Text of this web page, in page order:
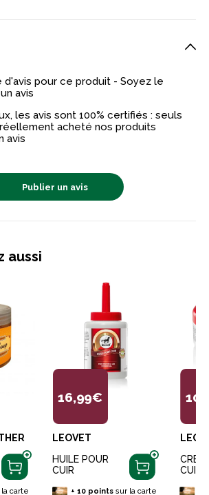
d'avis pour ce produit - Soyez le
avis
les avis sont 100% certifiés : seuls
acheté nos produits
avis
Publier un avis
aussi
carte
16,99€
LEOVET
HUILE POUR
CUIR
+ 10pointssur la carte
CUIR